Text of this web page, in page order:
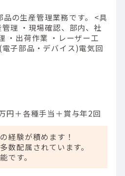
品の生産管理業務です。 <具
理 ・現場確認、部内、社
・出荷作業 ・レーザー工
子部品・デバイス)電気回
円＋各種手当＋賞与年2回
経験が積めます！
数配属されています。
です。